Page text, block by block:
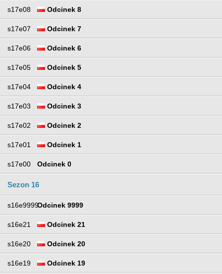
s17e08 Odcinek 8
s17e07 Odcinek 7
s17e06 Odcinek 6
s17e05 Odcinek 5
s17e04 Odcinek 4
s17e03 Odcinek 3
s17e02 Odcinek 2
s17e01 Odcinek 1
s17e00 Odcinek 0
Sezon 16
s16e9999Odcinek 9999
s16e21 Odcinek 21
s16e20 Odcinek 20
s16e19 Odcinek 19